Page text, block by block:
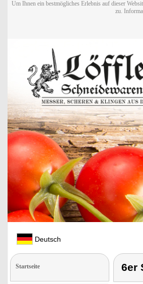
Um Ihnen ein bestmögliches Erlebnis auf dieser
zu.
Deutsch
Startseite 6er